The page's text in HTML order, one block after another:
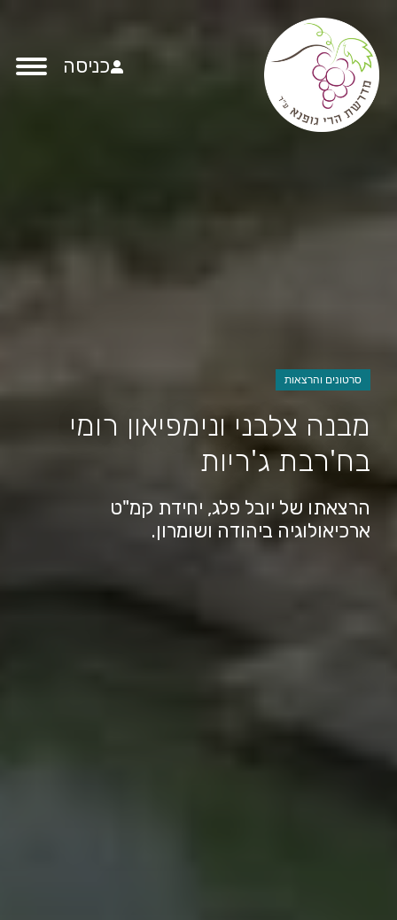
כניסה
סרטונים והרצאות
מבנה צלבני ונימפיאון רומי
בח'רבת ג'ריות
הרצאתו של יובל פלג, יחידת קמ"ט
ארכיאולוגיה ביהודה ושומרון.